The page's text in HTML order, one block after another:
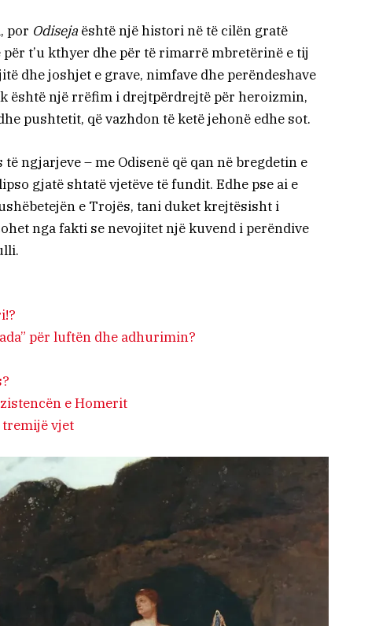
por Odiseja është një histori në të cilën gratë
t’u kthyer dhe për të rimarrë mbretërinë e tij
dhe joshjet e grave, nimfave dhe perëndeshave
është një rrëfim i drejtpërdrejtë për heroizmin,
pushtetit, që vazhdon të ketë jehonë edhe sot.
të ngjarjeve – me Odisenë që qan në bregdetin e
gjatë shtatë vjetëve të fundit. Edhe pse ai e
e Trojës, tani duket krejtësisht i
nga fakti se nevojitet një kuvend i perëndive
për luftën dhe adhurimin?
e Homerit
vjet